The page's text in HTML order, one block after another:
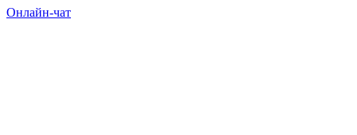
Онлайн-чат